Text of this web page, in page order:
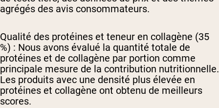
agrégés des avis consommateurs.
Qualité des protéines et teneur en collagène (35
%) : Nous avons évalué la quantité totale de
protéines et de collagène par portion comme
principale mesure de la contribution nutritionnelle.
Les produits avec une densité plus élevée en
protéines et collagène ont obtenu de meilleurs
scores.